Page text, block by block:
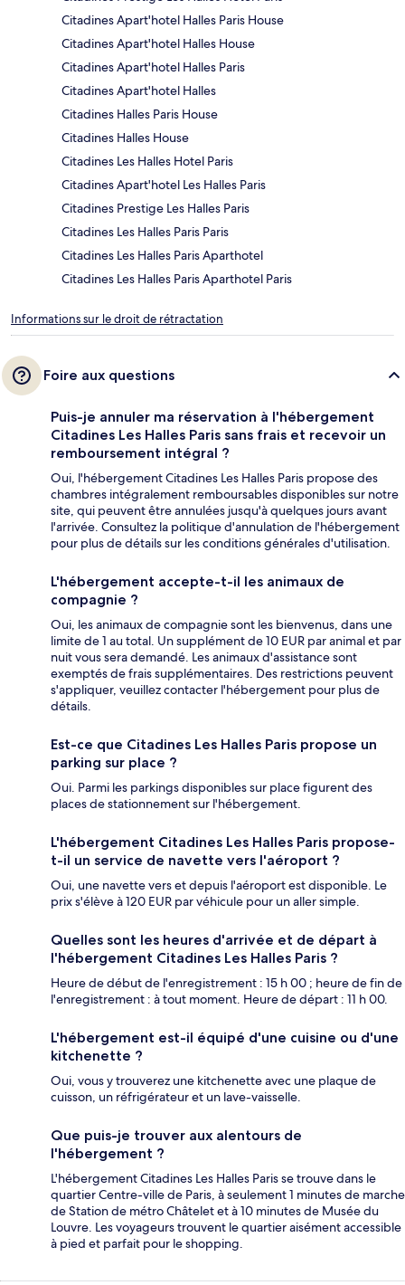
Citadines Apart'hotel Halles Paris House
Citadines Apart'hotel Halles House
Citadines Apart'hotel Halles Paris
Citadines Apart'hotel Halles
Citadines Halles Paris House
Citadines Halles House
Citadines Les Halles Hotel Paris
Citadines Apart'hotel Les Halles Paris
Citadines Prestige Les Halles Paris
Citadines Les Halles Paris Paris
Citadines Les Halles Paris Aparthotel
Citadines Les Halles Paris Aparthotel Paris
Informations sur le droit de rétractation
Foire aux questions
Puis-je annuler ma réservation à l'hébergement
Citadines Les Halles Paris sans frais et recevoir un
remboursement intégral ?
Oui, l'hébergement Citadines Les Halles Paris propose des
chambres intégralement remboursables disponibles sur notre
site, qui peuvent être annulées jusqu'à quelques jours avant
l'arrivée. Consultez la politique d'annulation de l'hébergement
pour plus de détails sur les conditions générales d'utilisation.
L'hébergement accepte-t-il les animaux de
compagnie ?
Oui, les animaux de compagnie sont les bienvenus, dans une
limite de 1 au total. Un supplément de 10 EUR par animal et par
nuit vous sera demandé. Les animaux d'assistance sont
exemptés de frais supplémentaires. Des restrictions peuvent
s'appliquer, veuillez contacter l'hébergement pour plus de
détails.
Est-ce que Citadines Les Halles Paris propose un
parking sur place ?
Oui. Parmi les parkings disponibles sur place figurent des
places de stationnement sur l'hébergement.
L'hébergement Citadines Les Halles Paris propose-
t-il un service de navette vers l'aéroport ?
Oui, une navette vers et depuis l'aéroport est disponible. Le
prix s'élève à 120 EUR par véhicule pour un aller simple.
Quelles sont les heures d'arrivée et de départ à
l'hébergement Citadines Les Halles Paris ?
Heure de début de l'enregistrement : 15 h 00 ; heure de fin de
l'enregistrement : à tout moment. Heure de départ : 11 h 00.
L'hébergement est-il équipé d'une cuisine ou d'une
kitchenette ?
Oui, vous y trouverez une kitchenette avec une plaque de
cuisson, un réfrigérateur et un lave-vaisselle.
Que puis-je trouver aux alentours de
l'hébergement ?
L'hébergement Citadines Les Halles Paris se trouve dans le
quartier Centre-ville de Paris, à seulement 1 minutes de marche
de Station de métro Châtelet et à 10 minutes de Musée du
Louvre. Les voyageurs trouvent le quartier aisément accessible
à pied et parfait pour le shopping.